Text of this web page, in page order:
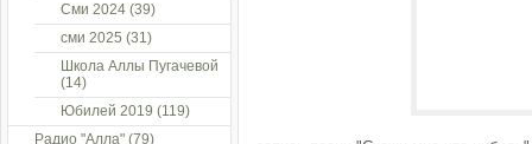
Сми 2024 (39)
сми 2025 (31)
Школа Аллы Пугачевой
(14)
Юбилей 2019 (119)
Радио "Алла" (79)